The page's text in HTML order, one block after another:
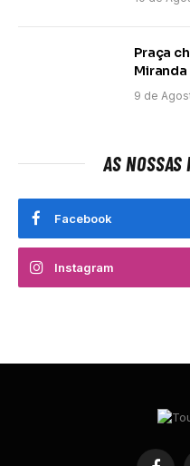
Praça
Miranda
9 de
AS
Facebook
Instagram